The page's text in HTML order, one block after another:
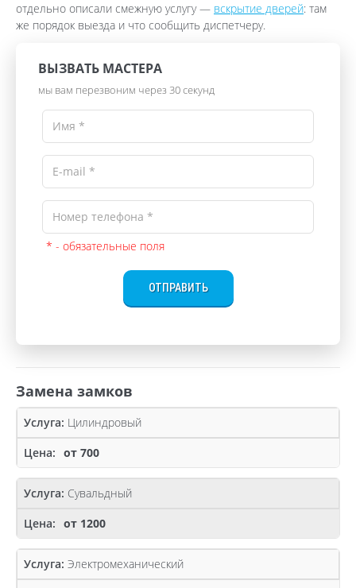
отдельно описали смежную услугу — вскрытие дверей: там
же порядок выезда и что сообщить диспетчеру.
ВЫЗВАТЬ МАСТЕРА
мы вам перезвоним через 30 секунд
* - обязательные поля
ОТПРАВИТЬ
Замена замков
Цилиндровый
от 700
Сувальдный
от 1200
Электромеханический